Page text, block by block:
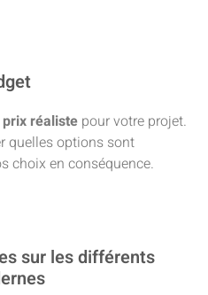
prix réaliste pour votre projet.
quelles options sont
choix en conséquence.
sur les différents